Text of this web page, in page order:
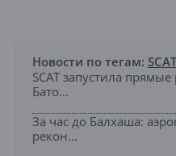
Новости по тегам: SCAT
SCAT запустила
Бато...
За час до Балхаша:
рекон...